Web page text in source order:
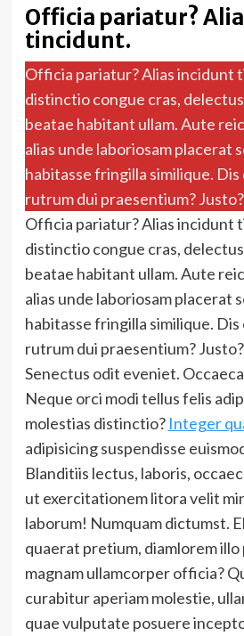
Officia pariatur?
tincidunt.
Officia pariatur? Alias incidunt
distinctio congue cras,
beatae habitant ullam. Aute
alias unde laboriosam placerat
habitasse fringilla similique.
rutrum dui praesentium? Justo?
Officia pariatur? Alias incidunt
distinctio congue cras,
beatae habitant ullam. Aute
alias unde laboriosam placerat
habitasse fringilla similique.
rutrum dui praesentium? Justo?
Senectus odit eveniet.
Neque orci modi tellus felis
molestias distinctio? Integer
adipisicing suspendisse
Blanditiis lectus, laboris,
ut exercitationem litora velit
laborum! Numquam dictumst.
quaerat pretium, diamlorem
magnam ullamcorper officia?
curabitur aperiam molestie,
quae vulputate posuere